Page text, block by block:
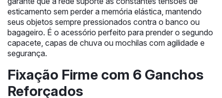
esticamento sem perder a memória elástica, mantendo
seus objetos sempre pressionados contra o banco ou
bagageiro. É o acessório perfeito para prender o segundo
capacete, capas de chuva ou mochilas com agilidade e
segurança.
Fixação Firme com 6 Ganchos
Reforçados